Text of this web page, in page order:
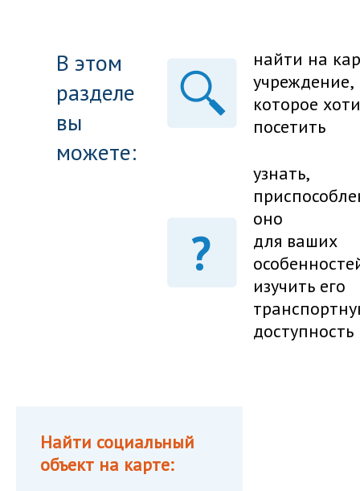
В этом
разделе
вы
можете:
найти на
учреждение,
которое
посетить
узнать,
оно
для ваших
изучить его
доступность
Найти социальный
объект на карте: